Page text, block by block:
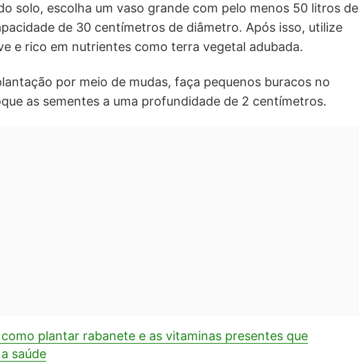
solo, escolha um vaso grande com pelo menos 50 litros de
de 30 centímetros de diâmetro. Após isso, utilize
e rico em nutrientes como terra vegetal adubada.
por meio de mudas, faça pequenos buracos no
as sementes a uma profundidade de 2 centímetros.
como plantar rabanete e as vitaminas presentes que
saúde